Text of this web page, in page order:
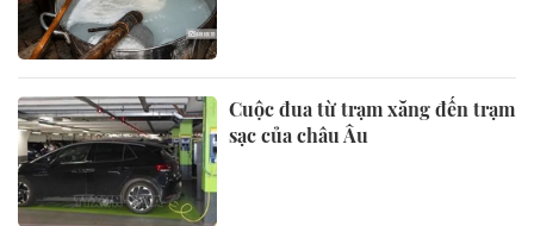
Cuộc đua từ trạm xăng đến trạm
sạc của châu Âu